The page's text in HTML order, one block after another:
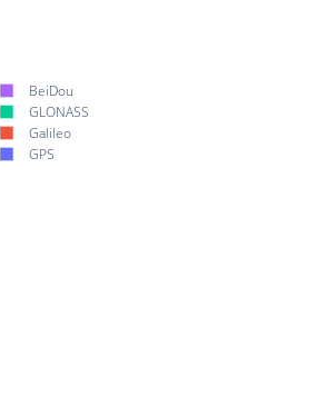
BeiDou
GLONASS
Galileo
GPS